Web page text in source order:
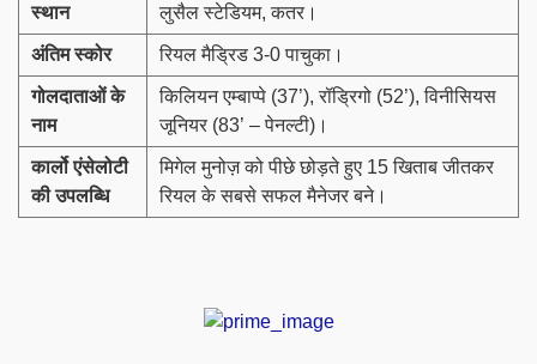
स्थान लुसैल स्टेडियम, कतर।
अंतिम स्कोर रियल मैड्रिड 3-0 पाचुका।
गोलदाताओं के
नाम
किलियन एम्बाप्पे (37’), रॉड्रिगो (52’), विनीसियस
जूनियर (83’ – पेनल्टी)।
कार्लो एंसेलोटी
की उपलब्धि
मिगेल मुनोज़ को पीछे छोड़ते हुए 15 खिताब जीतकर
रियल के सबसे सफल मैनेजर बने।